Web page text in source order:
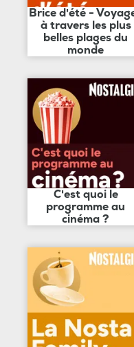
Brice d'été -
à travers les plus
belles plages du
monde
C'est quoi le
programme au
cinéma ?